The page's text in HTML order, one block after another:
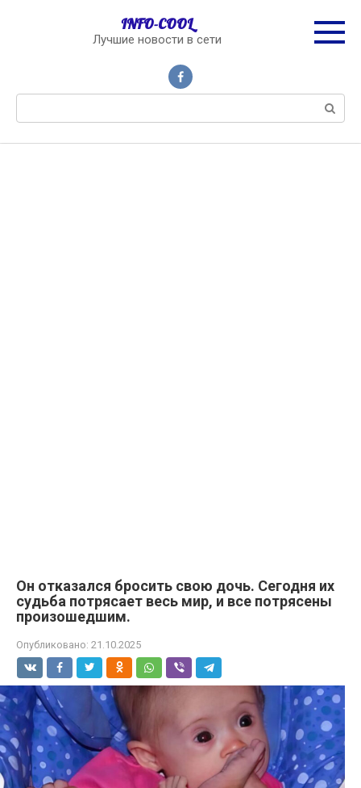
INFO-COOL
Лучшие новости в сети
Он отказался бросить свою дочь. Сегодня их
судьба потрясает весь мир, и все потрясены
произошедшим.
Опубликовано: 21.10.2025